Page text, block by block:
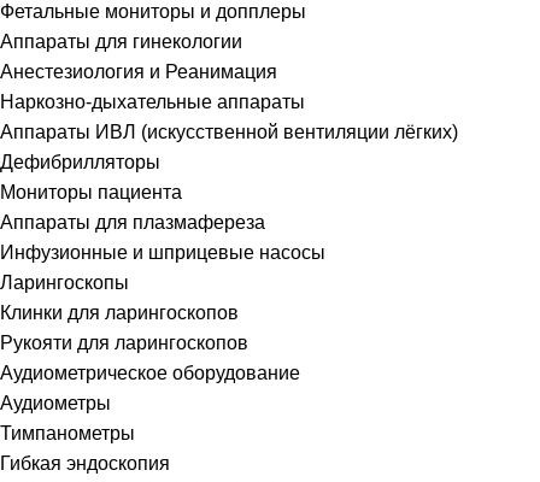
Фетальные мониторы и допплеры
Аппараты для гинекологии
Анестезиология и Реанимация
Наркозно-дыхательные аппараты
Аппараты ИВЛ (искусственной вентиляции лёгких)
Дефибрилляторы
Мониторы пациента
Аппараты для плазмафереза
Инфузионные и шприцевые насосы
Ларингоскопы
Клинки для ларингоскопов
Рукояти для ларингоскопов
Аудиометрическое оборудование
Аудиометры
Тимпанометры
Гибкая эндоскопия